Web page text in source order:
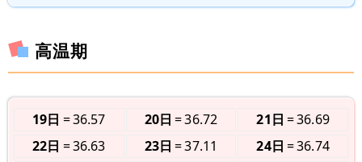
高温期
19日 36.57 20日 36.72 21日
36.69
22日
36.63 23日 37.11 24日
36.74